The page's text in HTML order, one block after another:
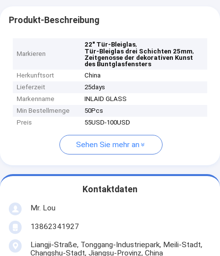
Produkt-Beschreibung
Markieren
22" Tür-Bleiglas,
Tür-Bleiglas drei Schichten 25mm,
Zeitgenosse der dekorativen Kunst
des Buntglasfensters
Herkunftsort
China
Lieferzeit
25days
Markenname
INLAID GLASS
Min Bestellmenge
50Pcs
Preis
55USD-100USD
Sehen Sie mehr an
Kontaktdaten
Mr. Lou
13862341927
Liangji-Straße, Tonggang-Industriepark, Meili-Stadt,
Changshu-Stadt, Jiangsu-Provinz, China